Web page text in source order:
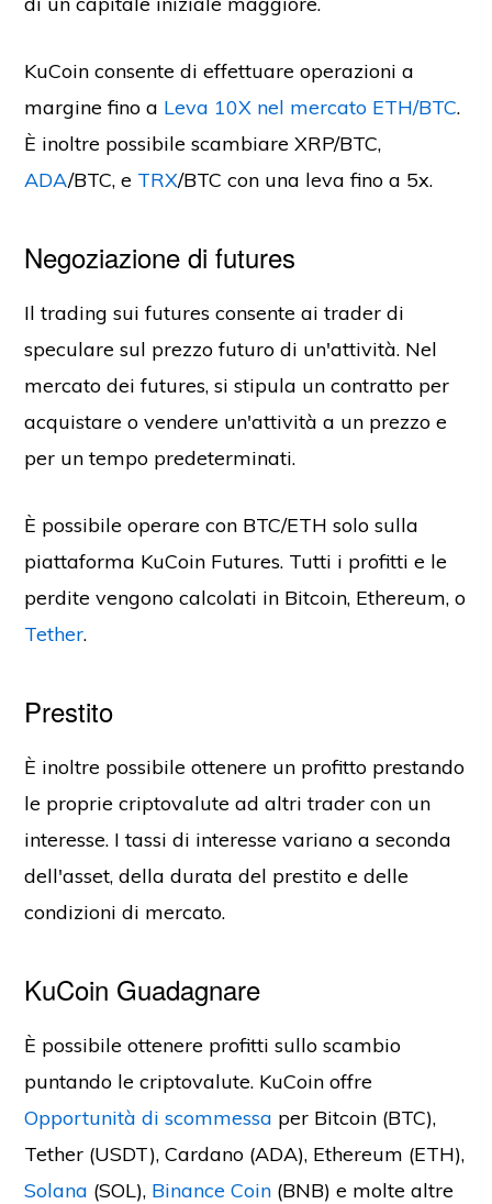
KuCoin consente di effettuare operazioni a
margine fino a Leva 10X nel mercato ETH/BTC.
È inoltre possibile scambiare XRP/BTC,
ADA/BTC, e TRX/BTC con una leva fino a 5x.
Negoziazione di futures
Il trading sui futures consente ai trader di
speculare sul prezzo futuro di un'attività. Nel
mercato dei futures, si stipula un contratto per
acquistare o vendere un'attività a un prezzo e
per un tempo predeterminati.
È possibile operare con BTC/ETH solo sulla
piattaforma KuCoin Futures. Tutti i profitti e le
perdite vengono calcolati in Bitcoin, Ethereum, o
Tether.
Prestito
È inoltre possibile ottenere un profitto prestando
le proprie criptovalute ad altri trader con un
interesse. I tassi di interesse variano a seconda
dell'asset, della durata del prestito e delle
condizioni di mercato.
KuCoin Guadagnare
È possibile ottenere profitti sullo scambio
puntando le criptovalute. KuCoin offre
Opportunità di scommessa per Bitcoin (BTC),
Tether (USDT), Cardano (ADA), Ethereum (ETH),
Solana (SOL), Binance Coin (BNB) e molte altre